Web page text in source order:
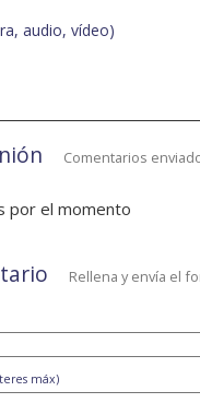
audio, vídeo)
Comentarios
por el momento
Rellena y envía el
máx)